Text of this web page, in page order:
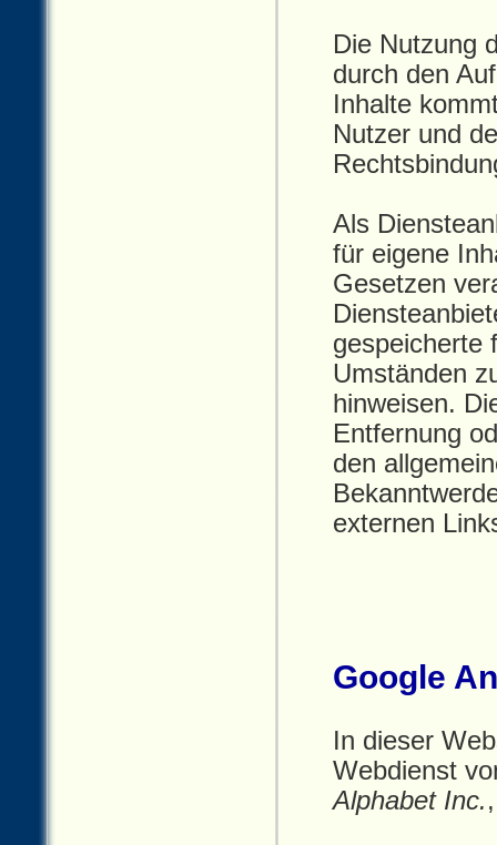
Die Nutzung
durch den
Inhalte
Nutzer und
Als
für eigene
Gesetzen
gespeicherte
Umständen
hinweisen.
Entfernung
den
externen
Google
In dieser
Webdienst
Alphabet Inc.